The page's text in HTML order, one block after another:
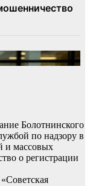
Болотнинского
по надзору в
и массовых
о регистрации